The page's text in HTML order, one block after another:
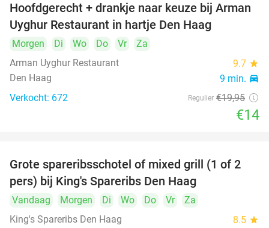
30%
Hoofdgerecht + drankje naar keuze bij Arman
Uyghur Restaurant in hartje Den Haag
Morgen Di Wo Do Vr
Za
Arman Uyghur Restaurant
9.7 star
Den Haag 9 min. directions_car
Verkocht: 672 Regulier €19,95
€14
32%
Grote spareribsschotel of mixed grill (1 of 2
pers) bij King's Spareribs Den Haag
Vandaag Morgen Di Wo Do Vr
Za
King's Spareribs Den Haag
8.5 star